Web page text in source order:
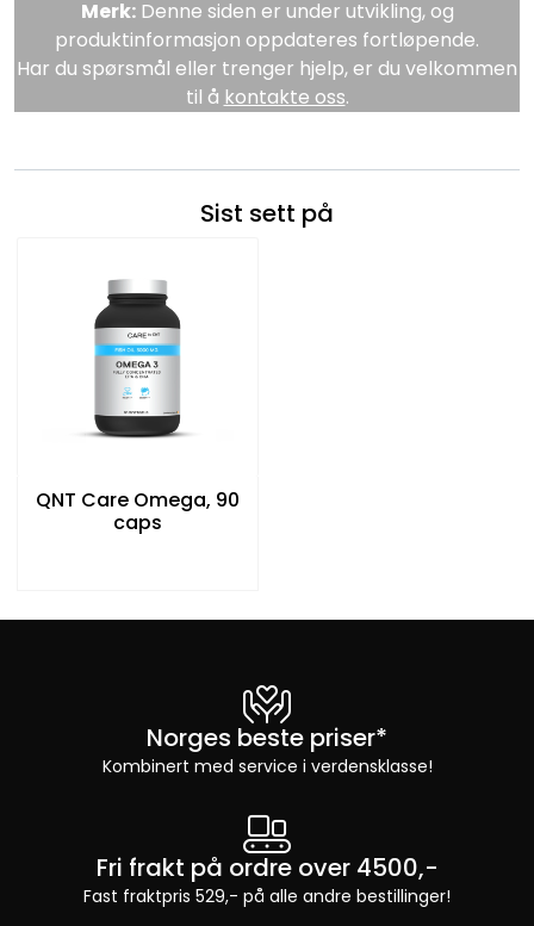
Merk:Denne siden er under utvikling, og
produktinformasjon oppdateres fortløpende.
Har du spørsmål eller trenger hjelp, er du velkommen
til å kontakte oss.
Sist sett på
QNT Care Omega, 90
caps
Norges beste priser*
Kombinert med service i verdensklasse!
Fri frakt på ordre over 4500,-
Fast fraktpris 529,- på alle andre bestillinger!